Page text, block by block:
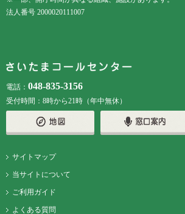
法人番号 2000020111007
電話： 048-835-3156
受付時間：8時から21時（年中無休）
サイトマップ
当サイトについて
ご利用ガイド
よくある質問